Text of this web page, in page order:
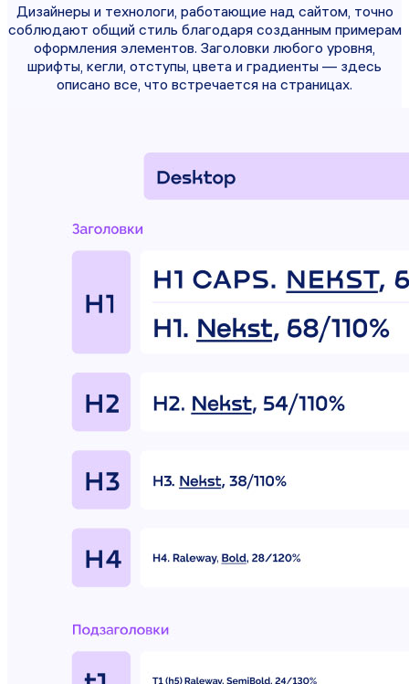
Дизайнеры и технологи, работающие над сайтом, точно
соблюдают общий стиль благодаря созданным примерам
оформления элементов. Заголовки любого уровня,
шрифты, кегли, отступы, цвета и градиенты — здесь
описано все, что встречается на страницах.